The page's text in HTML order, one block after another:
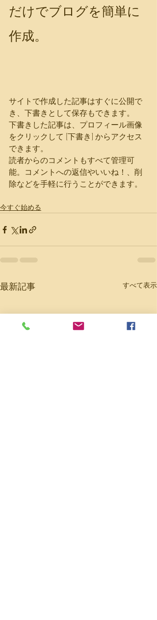
だけでブログを簡単に
作成。
サイトで作成した記事はすぐに公開で
き、下書きとして保存もできます。
下書きした記事は、プロフィール画像
をクリックして [下書き] からアクセス
できます。
読者からのコメントもすべて管理可
能。コメントへの返信やいいね！、削
除などを手軽に行うことができます。
今すぐ始める
最新記事 すべて表示